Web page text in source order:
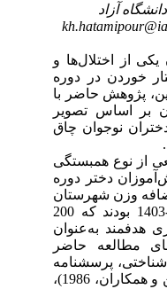
آزاد
از اختلال‌ها و
خوردن در دوره
پژوهش حاضر با
بر اساس تصویر
نوجوان چاق
از نوع همبستگی
دختر دوره
وزن شهرستان
چالوس در سال تحصیلی 4-1403 بودند که 200
هدفمند به‌عنوان
مطالعه حاضر
پرسشنامه
رفتار خوردن داچ (ون استرین و همکاران، 1986)،